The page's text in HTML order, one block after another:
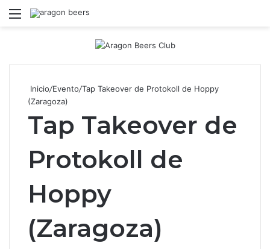
Menú
Inicio/Evento/Tap Takeover de Protokoll de Hoppy
(Zaragoza)
Tap Takeover de
Protokoll de
Hoppy
(Zaragoza)